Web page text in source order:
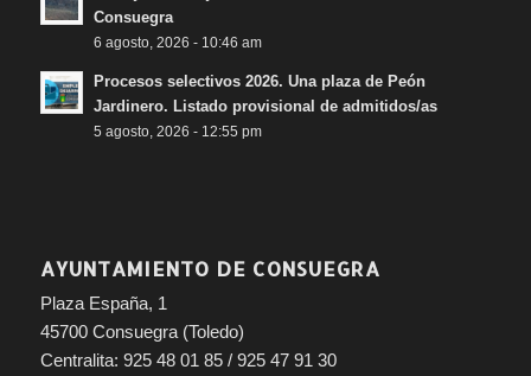
Consuegra
6 agosto, 2026 - 10:46 am
Procesos selectivos 2026. Una plaza de Peón
Jardinero. Listado provisional de admitidos/as
5 agosto, 2026 - 12:55 pm
AYUNTAMIENTO DE CONSUEGRA
Plaza España, 1
45700 Consuegra (Toledo)
Centralita: 925 48 01 85 / 925 47 91 30